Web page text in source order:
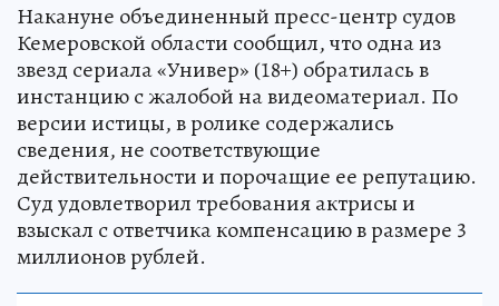
Накануне объединенный пресс-центр судов
Кемеровской области сообщил, что одна из
звезд сериала «Универ» (18+) обратилась в
инстанцию с жалобой на видеоматериал. По
версии истицы, в ролике содержались
сведения, не соответствующие
действительности и порочащие ее репутацию.
Суд удовлетворил требования актрисы и
взыскал с ответчика компенсацию в размере 3
миллионов рублей.